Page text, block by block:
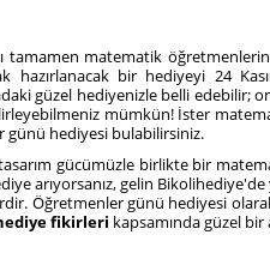
matematik
bir hediyeyi 24
güzel hediyenizle belli
mümkün! İster
günü hediyesi bulabilirsiniz.
gücümüzle birlikte bir
arıyorsanız, gelin
Öğretmenler günü hediyesi
fikirleri kapsamında güzel